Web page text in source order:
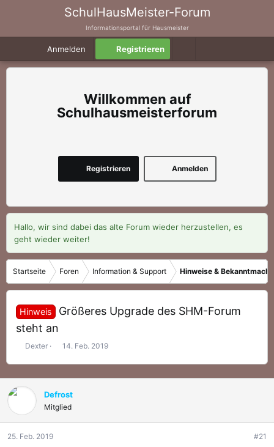
SchulHausMeister-Forum
Informationsportal für Hausmeister
Anmelden Registrieren
Schulhausmeisterforum
Anmelden
Registrieren
Hallo, wir sind dabei das alte Forum wieder herzustellen, es
geht wieder weiter!
Startseite Foren Information & Support Hinweise &
Hinweis
Größeres Upgrade des SHM-Forum
steht an
E
t
l
r
Dexter
E
t
e
l
14. Feb. 2019
Defrost
Mitglied
25. Feb. 2019 #21